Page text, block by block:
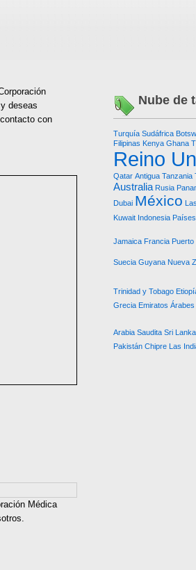
deseas
con
Médica
Nube de
Turquía Sudáfrica
Filipinas Kenya Ghana
Reino
Qatar Antigua Tanzania
Australia Rusia
Dubai México
Kuwait Indonesia
Jamaica Francia Puerto
Suecia Guyana Nueva
Trinidad y Tobago
Grecia Emiratos Árabes
Arabia Saudita Sri Lanka
Pakistán Chipre Las